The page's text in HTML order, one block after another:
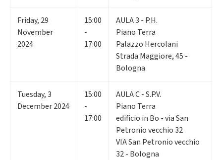
Friday, 29
November
2024
15:00
-
17:00
AULA 3 - P.H.
Piano Terra
Palazzo Hercolani
Strada Maggiore, 45 -
Bologna
Tuesday,3
December 2024
15:00
-
17:00
AULA C - S.P.V.
Piano Terra
edificio in Bo - via San
Petronio vecchio 32
VIA San Petronio vecchio
32 - Bologna